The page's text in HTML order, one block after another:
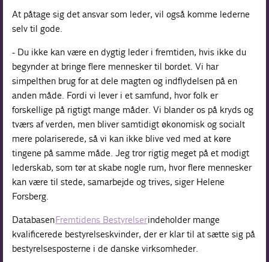
At påtage sig det ansvar som leder, vil også komme lederne
selv til gode.
- Du ikke kan være en dygtig leder i fremtiden, hvis ikke du
begynder at bringe flere mennesker til bordet. Vi har
simpelthen brug for at dele magten og indflydelsen på en
anden måde. Fordi vi lever i et samfund, hvor folk er
forskellige på rigtigt mange måder. Vi blander os på kryds og
tværs af verden, men bliver samtidigt økonomisk og socialt
mere polariserede, så vi kan ikke blive ved med at køre
tingene på samme måde. Jeg tror rigtig meget på et modigt
lederskab, som tør at skabe nogle rum, hvor flere mennesker
kan være til stede, samarbejde og trives, siger Helene
Forsberg.
DatabasenFremtidens Bestyrelserindeholder mange
kvalificerede bestyrelseskvinder, der er klar til at sætte sig på
bestyrelsesposterne i de danske virksomheder.